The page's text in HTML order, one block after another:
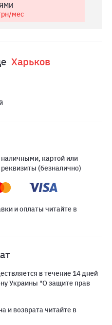
мес
Харьков
картой или
(безналично)
и оплаты читайте в
в течение 14 дней
Украины "О защите прав
и возврата читайте в